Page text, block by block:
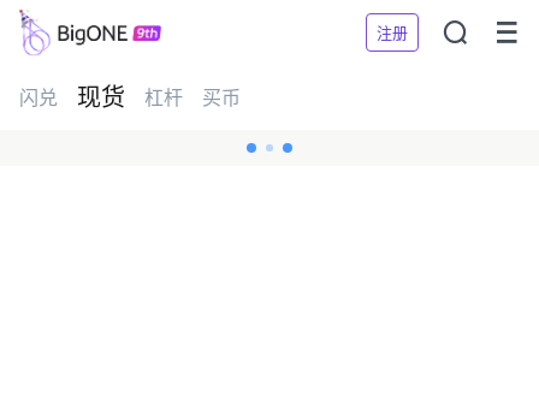
注册  
闪兑 现货 杠杆 买币